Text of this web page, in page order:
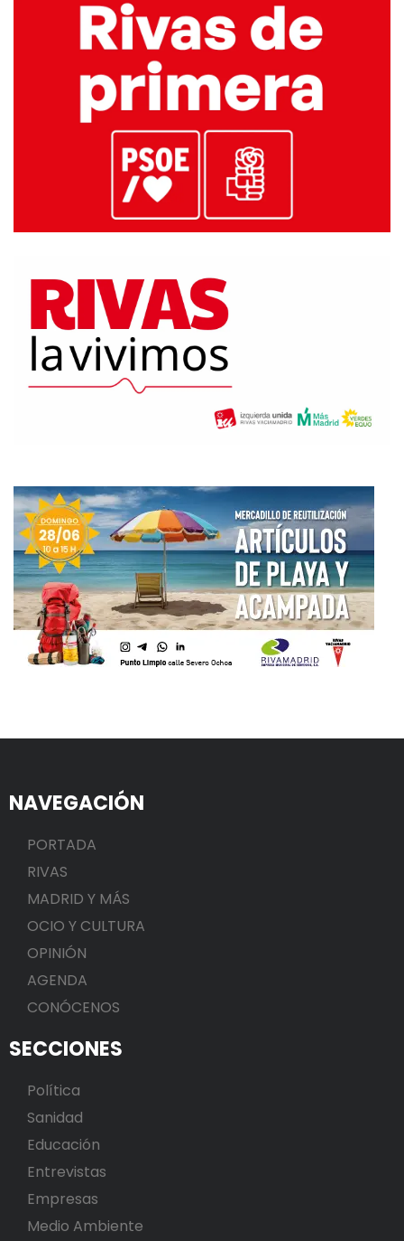
NAVEGACIÓN
PORTADA
RIVAS
MADRID Y MÁS
OCIO Y CULTURA
OPINIÓN
AGENDA
CONÓCENOS
SECCIONES
Política
Sanidad
Educación
Entrevistas
Empresas
Medio Ambiente